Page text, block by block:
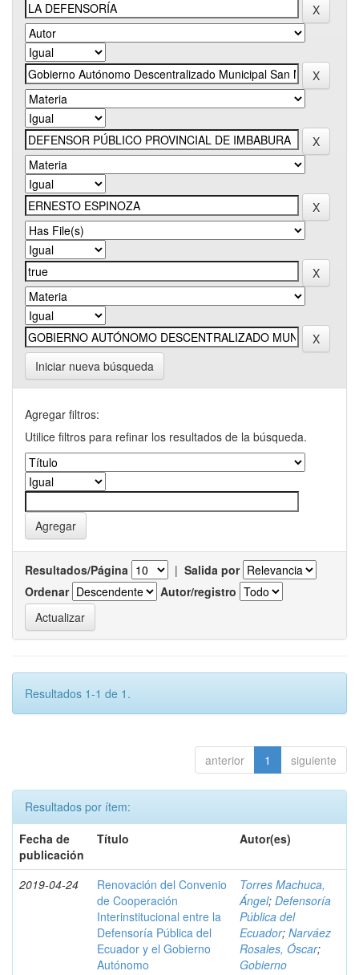
Iniciar nueva búsqueda
Agregar filtros:
Utilice filtros para refinar los resultados de la búsqueda.
Resultados/Página | Salida por
Ordenar
Autor/registro
Resultados 1-1 de 1.
anterior 1 siguiente
Resultados por ítem:
Fecha de
publicación
Título Autor(es)
2019-04-24
Renovación del Convenio
de Cooperación
Interinstitucional entre la
Defensoría Pública del
Ecuador y el Gobierno
Autónomo
Torres Machuca,
Ángel; Defensoría
Pública del
Ecuador; Narváez
Rosales, Óscar;
Gobierno